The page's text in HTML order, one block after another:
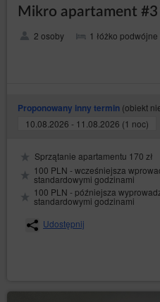
Mikro apartament #3
2 osoby 1 łóżko
Proponowany inny termin (obiekt
10.08.2026 - 11.08.2026 (1 noc)
Sprzątanie apartamentu 170 zł
100 PLN - wcześniejsza
standardowymi godzinami
100 PLN - późniejsza
standardowymi godzinami
Udostępnij